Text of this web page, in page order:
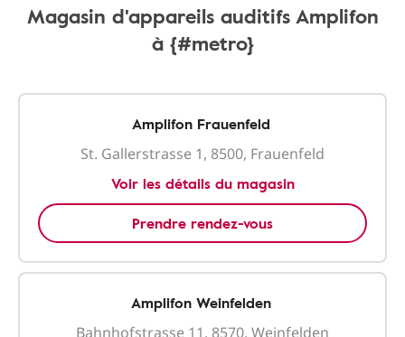
Magasin d'appareils auditifs Amplifon
à {#metro}
Amplifon Frauenfeld
St. Gallerstrasse 1, 8500, Frauenfeld
Voir les détails du magasin
Prendre rendez-vous
Amplifon Weinfelden
Bahnhofstrasse 11, 8570, Weinfelden